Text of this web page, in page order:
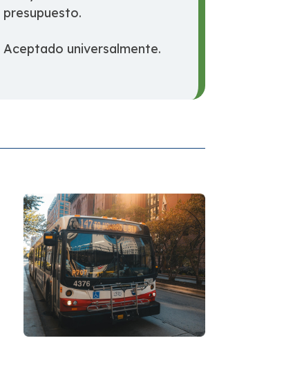
presupuesto.
Aceptado universalmente.